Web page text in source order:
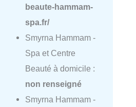
beaute-hammam-
spa.fr/
Smyrna Hammam -
Spa et Centre
Beauté à domicile :
non renseigné
Smyrna Hammam -